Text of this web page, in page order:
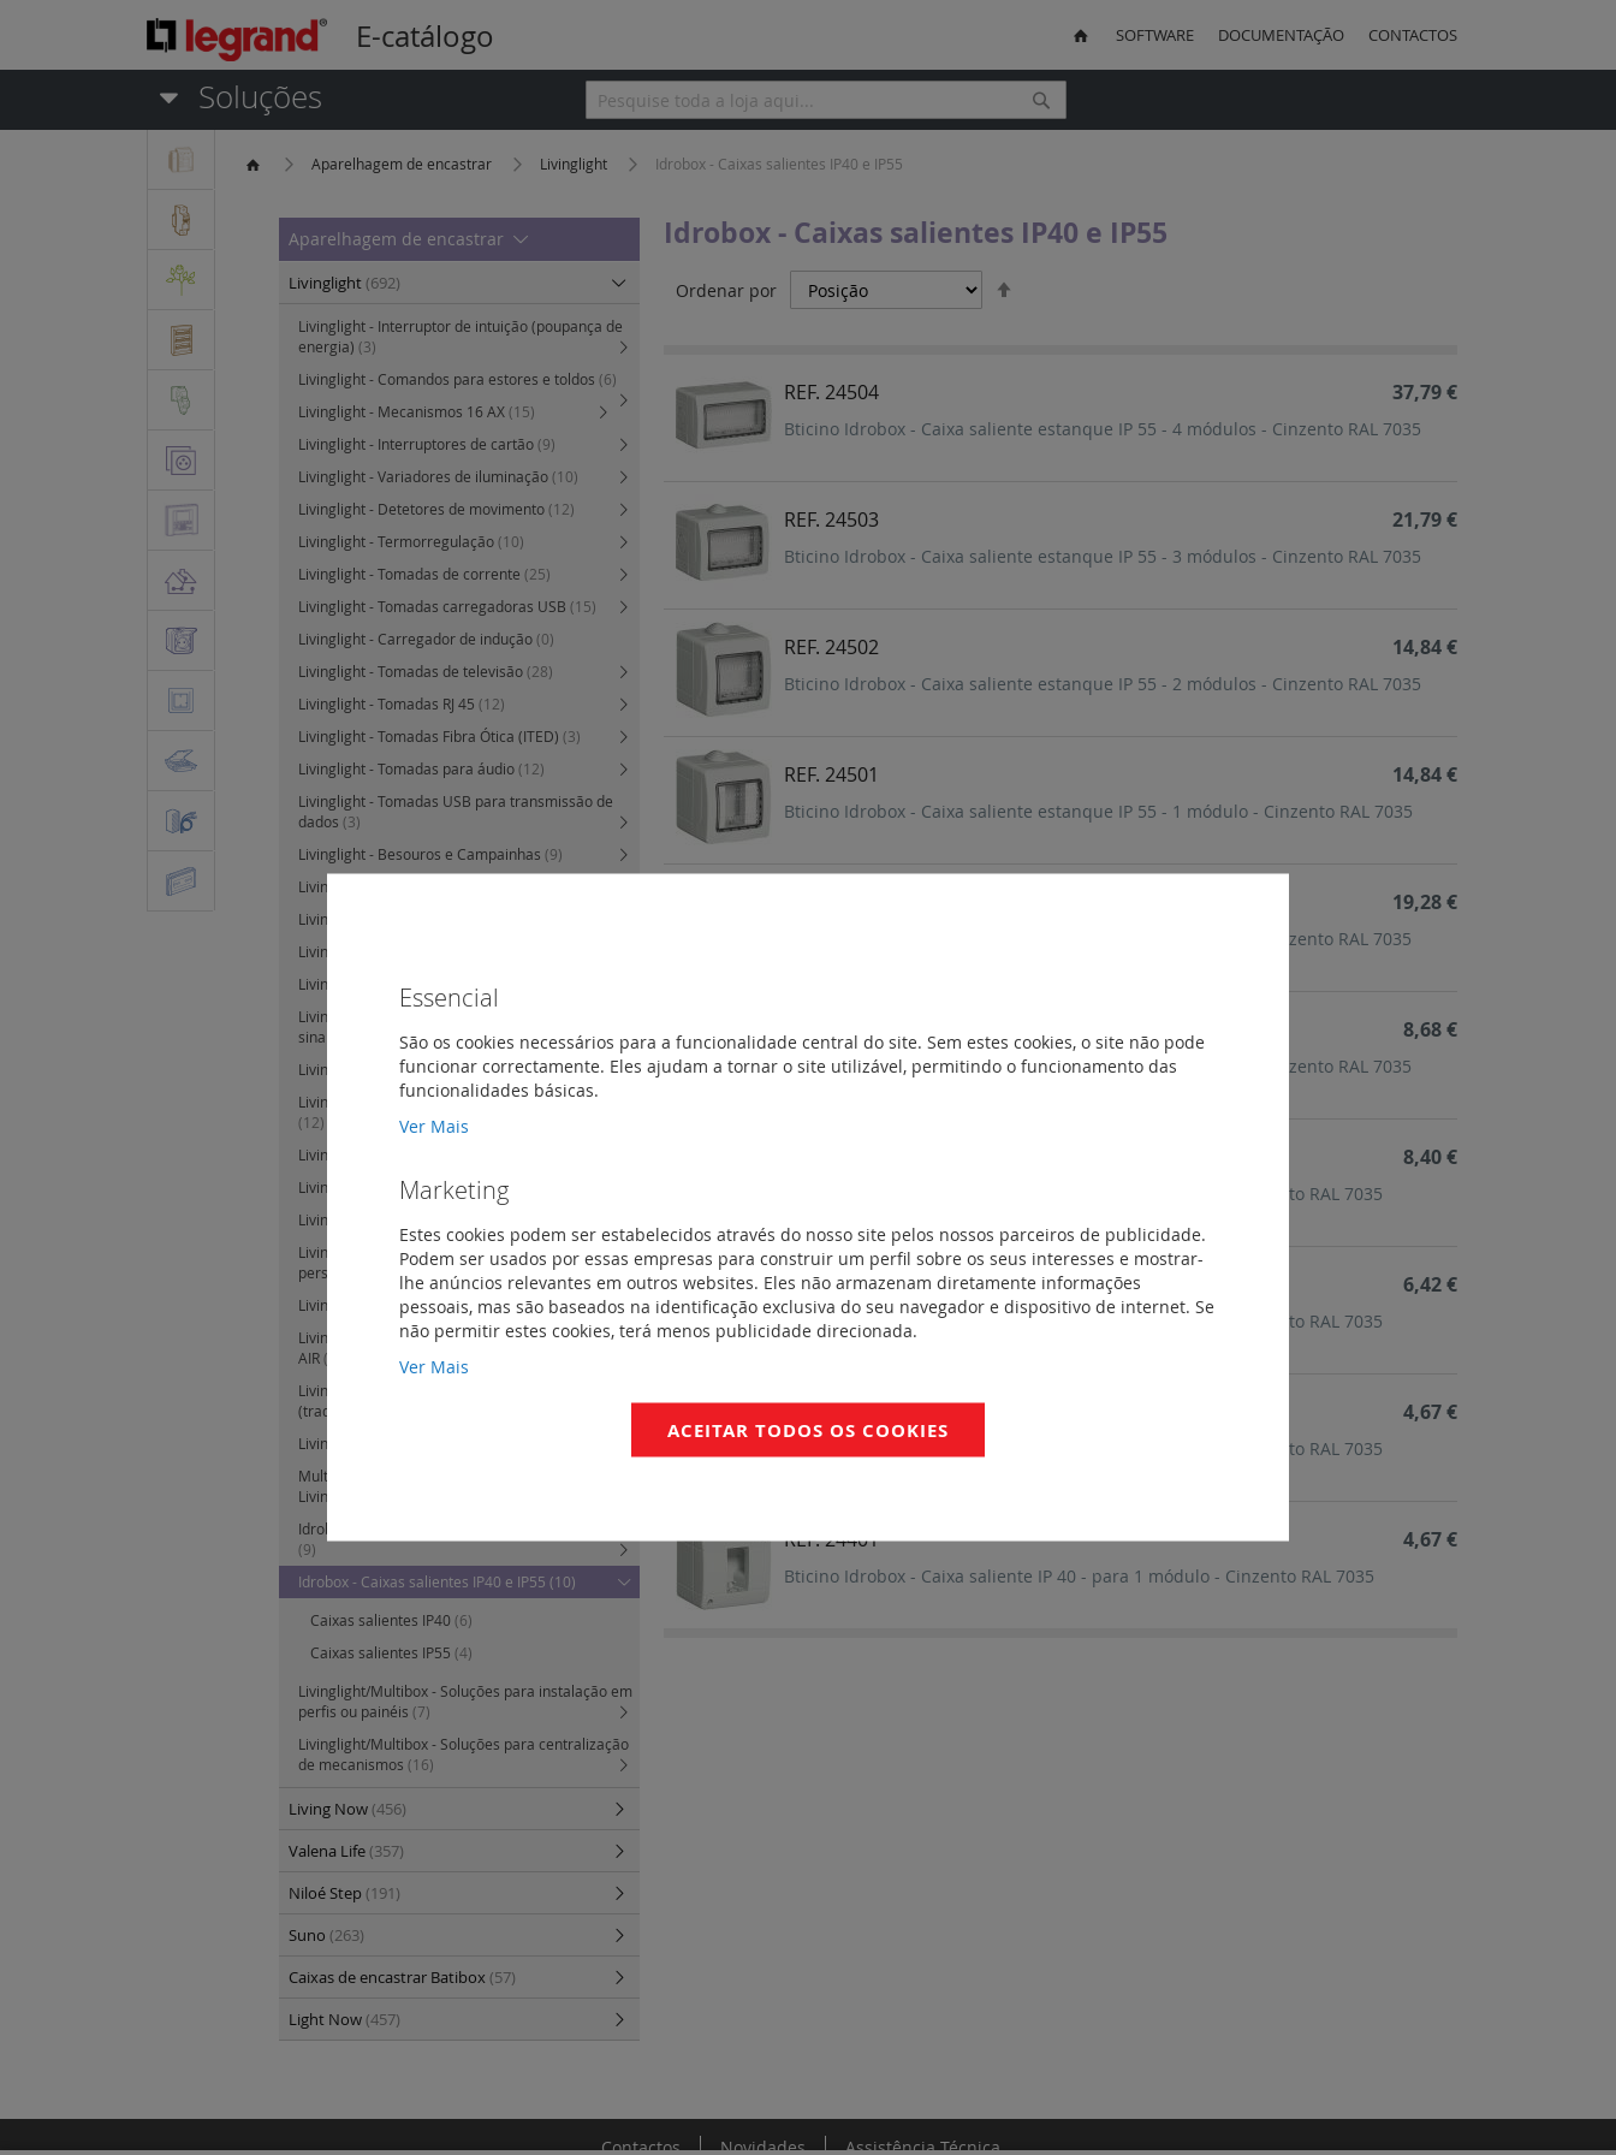
E-catálogo SOFTWARE DOCUMENTAÇÃO CONTACTOS
Soluções
Pesquisa Pesquisa
Aparelhagem de encastrar Livinglight Idrobox - Caixas salientes IP40 e IP55
Idrobox - Caixas salientes IP40 e IP55
Ordenar por
REF. 24504
Bticino Idrobox - Caixa saliente estanque IP 55 - 4 módulos - Cinzento RAL 7035
37,79 €
REF. 24503
Bticino Idrobox - Caixa saliente estanque IP 55 - 3 módulos - Cinzento RAL 7035
21,79 €
REF. 24502
Bticino Idrobox - Caixa saliente estanque IP 55 - 2 módulos - Cinzento RAL 7035
14,84 €
REF. 24501
Bticino Idrobox - Caixa saliente estanque IP 55 - 1 módulo - Cinzento RAL 7035
14,84 €
Bticino Idrobox - Caixa saliente IP 40 - para 3 + 3 módulos - Cinzento RAL 7035
19,28 €
REF. 24404/2
Bticino Idrobox - Caixa saliente IP 40 - para 2 + 2 módulos - Cinzento RAL 7035
8,68 €
Bticino Idrobox - Caixa saliente IP 40 - para 4 módulos - Cinzento RAL 7035
8,40 €
REF. 24403
Bticino Idrobox - Caixa saliente IP 40 - para 3 módulos - Cinzento RAL 7035
6,42 €
REF. 24402
Bticino Idrobox - Caixa saliente IP 40 - para 2 módulos - Cinzento RAL 7035
4,67 €
REF. 24401
Bticino Idrobox - Caixa saliente IP 40 - para 1 módulo - Cinzento RAL 7035
4,67 €
Aparelhagem de encastrar
Livinglight(692)
Livinglight - Interruptor de intuição (poupança de
energia) (3)
Livinglight - Comandos para estores e toldos (6)
Livinglight - Mecanismos 16 AX(15)
Livinglight - Interruptores de cartão(9)
Livinglight - Variadores de iluminação(10)
Livinglight - Detetores de movimento(12)
Livinglight - Termorregulação(10)
Livinglight - Tomadas de corrente (25)
Livinglight - Tomadas carregadoras USB (15)
Livinglight - Carregador de indução(0)
Livinglight - Tomadas de televisão(28)
Livinglight - Tomadas RJ 45 (12)
Livinglight - Tomadas Fibra Ótica (ITED) (3)
Livinglight - Tomadas para áudio(12)
Livinglight - Tomadas USB para transmissão de
dados (3)
Livinglight - Besouros e Campainhas (9)
Livinglight - Porta-fusível para 10A
Livinglight - Obturadores
Livinglight - Saídas de cabos
Livinglight - Sinalização luminosa
Livinglight - Equipamentos para iluminação e
sinalização de balizagem(9)
Livinglight - Lâmpadas de emergência(4)
Livinglight - Proteção de pessoas e equipamentos
(12)
Livinglight - Lâmpadas LED para mecanismos
Livinglight - Suportes de fixação
Livinglight - Outros acessórios (Diversos)
Livinglight - Teclas e quadros "Kristall" (versão
personalizável)(7)
Livinglight - Quadro universal estanque IP 44(1)
Livinglight - Quadros acabamentos Livinglight
AIR(44)
Livinglight - Quadros acabamentos Livinglight
(tradicional)
Livinglight - Caixas para montagem saliente
Multibox - Caixas de encastrar (modulares) para
Livinglight AIR e tradicional
Idrobox - Quadros de encastrar, estanques IP 55
(9)
Idrobox - Caixas salientes IP40 e IP55 (10)
Caixas salientes IP40 (6)
Caixas salientes IP55 (4)
Livinglight/Multibox - Soluções para instalação em
perfis ou painéis (7)
Livinglight/Multibox - Soluções para centralização
de mecanismos (16)
Living Now(456)
Valena Life(357)
Niloé Step(191)
Suno (263)
Caixas de encastrar Batibox(57)
Light Now(457)
Contactos Novidades Assistência Técnica
Essencial
São os cookies necessários para a funcionalidade central do site. Sem estes cookies, o site não pode
funcionar correctamente. Eles ajudam a tornar o site utilizável, permitindo o funcionamento das
funcionalidades básicas.
Ver Mais
Marketing
Estes cookies podem ser estabelecidos através do nosso site pelos nossos parceiros de publicidade.
Podem ser usados por essas empresas para construir um perfil sobre os seus interesses e mostrar-
lhe anúncios relevantes em outros websites. Eles não armazenam diretamente informações
pessoais, mas são baseados na identificação exclusiva do seu navegador e dispositivo de internet. Se
não permitir estes cookies, terá menos publicidade direcionada.
Ver Mais
ACEITAR TODOS OS COOKIES